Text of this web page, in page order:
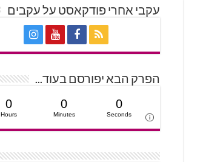
עקבי אחרי פודקאסט על עקבים
הפרק הבא יפורסם בעוד...
0
Hours
0
Minutes
0
Seconds i